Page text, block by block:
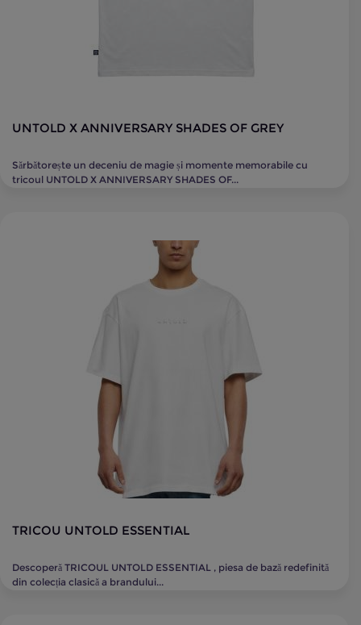
UNTOLD X ANNIVERSARY SHADES OF GREY
Sărbătorește un deceniu de magie și momente memorabile cu
tricoul UNTOLD X ANNIVERSARY SHADES OF...
TRICOU UNTOLD ESSENTIAL
Descoperă TRICOUL UNTOLD ESSENTIAL , piesa de bază redefinită
din colecția clasică a brandului...